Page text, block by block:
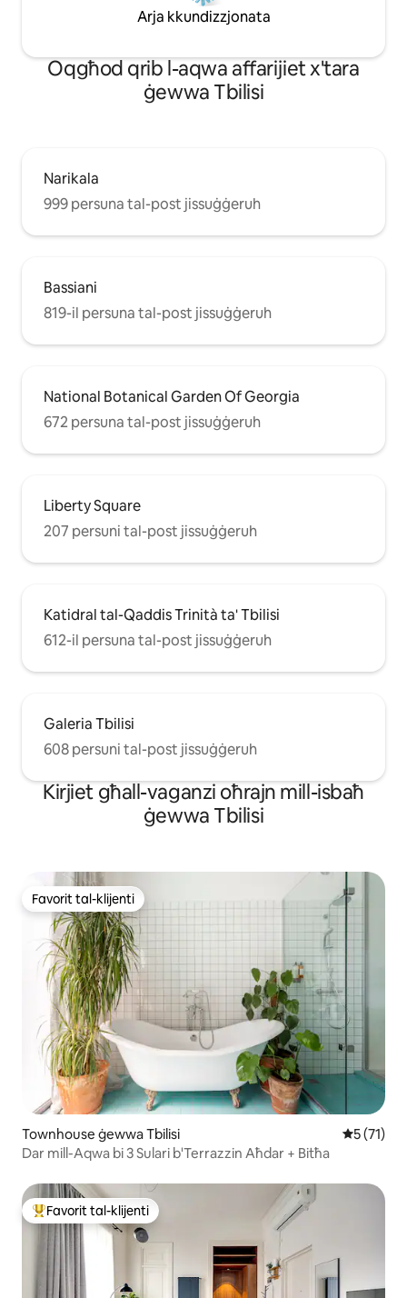
Arja kkundizzjonata
Oqgħod qrib l-aqwa affarijiet x'tara
ġewwa Tbilisi
Narikala
999 persuna tal-post jissuġġeruh
Bassiani
819-il persuna tal-post jissuġġeruh
National Botanical Garden Of Georgia
672 persuna tal-post jissuġġeruh
Liberty Square
207 persuni tal-post jissuġġeruh
Katidral tal-Qaddis Trinità ta' Tbilisi
612-il persuna tal-post jissuġġeruh
Galeria Tbilisi
608 persuni tal-post jissuġġeruh
Kirjiet għall-vaganzi oħrajn mill-isbaħ
ġewwa Tbilisi
Favorit tal-klijenti
Favorit tal-klijenti
Townhouse ġewwa Tbilisi Rating
5 (71)
Dar mill-Aqwa bi 3 Sulari b'Terrazzin Aħdar + Bitħa
Wieħed mill-aqwa favoriti tal-klijenti
Favorit tal-klijenti